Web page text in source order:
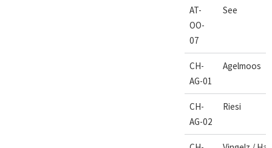
AT-
OO-
07
See
CH-
AG-01
Agelmoos
CH-
AG-02
Riesi